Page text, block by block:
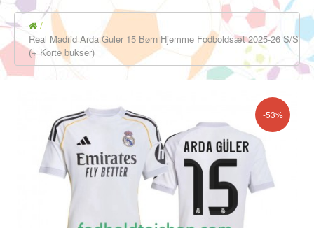
Real Madrid Arda Guler 15 Børn Hjemme Fodboldsæt 2025-26 S/S
(+ Korte bukser)
-53%